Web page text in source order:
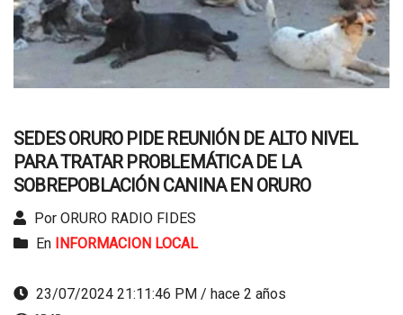
SEDES ORURO PIDE REUNIÓN DE ALTO NIVEL
PARA TRATAR PROBLEMÁTICA DE LA
SOBREPOBLACIÓN CANINA EN ORURO
Por ORURO RADIO FIDES
En
INFORMACION LOCAL
23/07/2024 21:11:46 PM / hace 2 años